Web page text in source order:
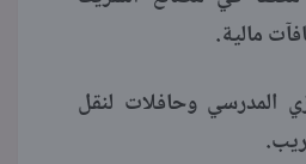
مالية.
المدرسي وحافلات لنقل